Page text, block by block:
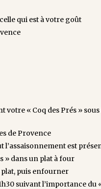
qui est à votre goût
« Coq des Prés »
de Provence
l’assaisonnement est
» dans un plat à four
plat, puis enfourner
suivant l’importance du